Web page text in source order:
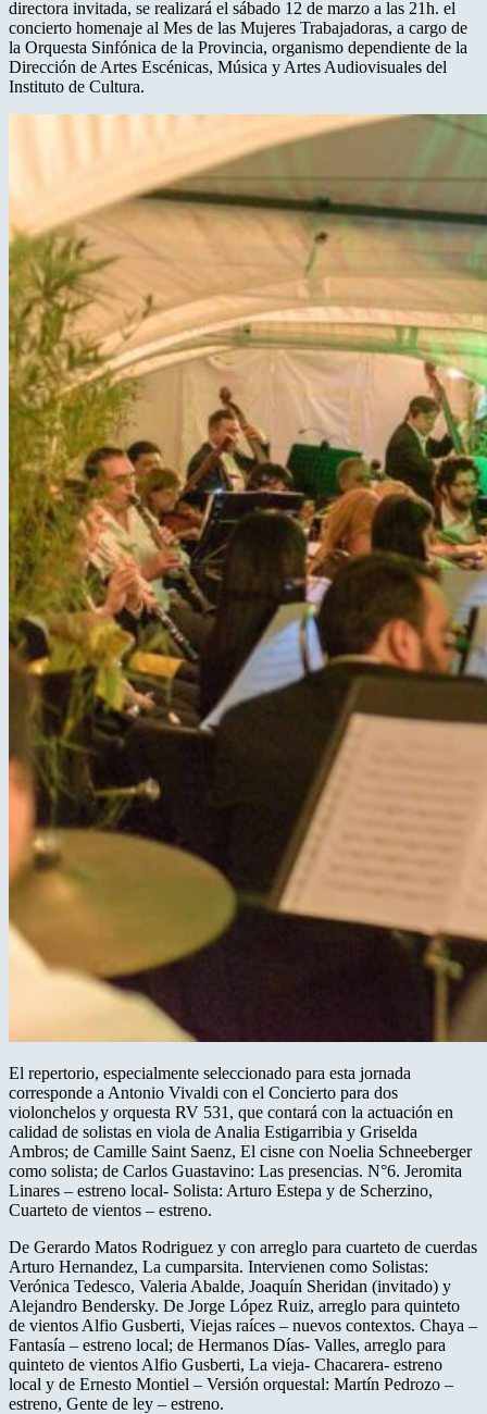
directora invitada, se realizará el sábado 12 de marzo a las 21h. el
concierto homenaje al Mes de las Mujeres Trabajadoras, a cargo de
la Orquesta Sinfónica de la Provincia, organismo dependiente de la
Dirección de Artes Escénicas, Música y Artes Audiovisuales del
Instituto de Cultura.
El repertorio, especialmente seleccionado para esta jornada
corresponde a Antonio Vivaldi con el Concierto para dos
violonchelos y orquesta RV 531, que contará con la actuación en
calidad de solistas en viola de Analia Estigarribia y Griselda
Ambros; de Camille Saint Saenz, El cisne con Noelia Schneeberger
como solista; de Carlos Guastavino: Las presencias. N°6. Jeromita
Linares – estreno local- Solista: Arturo Estepa y de Scherzino,
Cuarteto de vientos – estreno.
De Gerardo Matos Rodriguez y con arreglo para cuarteto de cuerdas
Arturo Hernandez, La cumparsita. Intervienen como Solistas:
Verónica Tedesco, Valeria Abalde, Joaquín Sheridan (invitado) y
Alejandro Bendersky. De Jorge López Ruiz, arreglo para quinteto
de vientos Alfio Gusberti, Viejas raíces – nuevos contextos. Chaya –
Fantasía – estreno local; de Hermanos Días- Valles, arreglo para
quinteto de vientos Alfio Gusberti, La vieja- Chacarera- estreno
local y de Ernesto Montiel – Versión orquestal: Martín Pedrozo –
estreno, Gente de ley – estreno.